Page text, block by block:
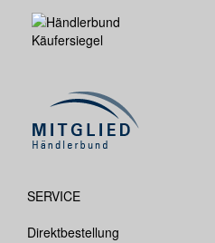
SERVICE
Direktbestellung